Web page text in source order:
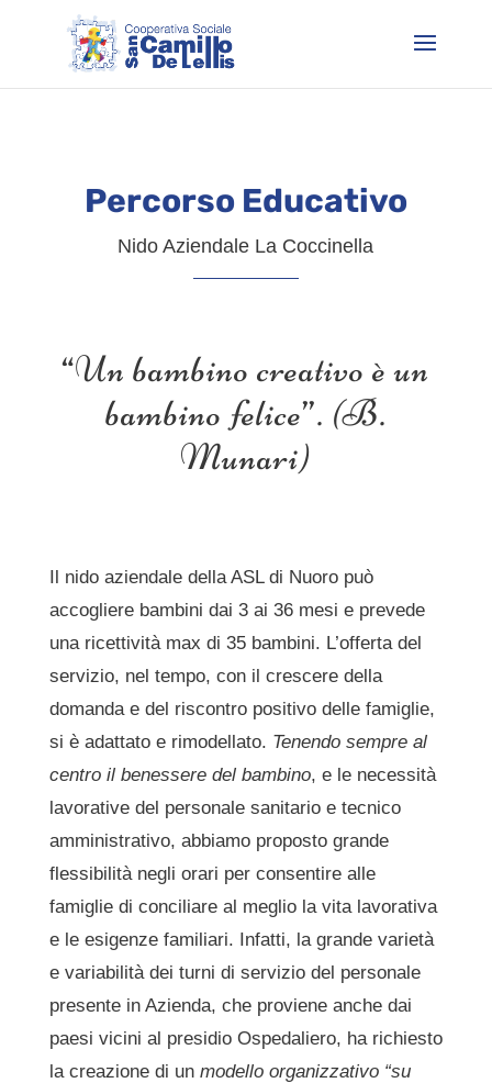
Percorso Educativo
Nido Aziendale La Coccinella
“Un bambino creativo è un
bambino felice”. (B.
Munari)
Il nido aziendale della ASL di Nuoro può
accogliere bambini dai 3 ai 36 mesi e prevede
una ricettività max di 35 bambini. L’offerta del
servizio, nel tempo, con il crescere della
domanda e del riscontro positivo delle famiglie,
si è adattato e rimodellato. Tenendo sempre al
centro il benessere del bambino, e le necessità
lavorative del personale sanitario e tecnico
amministrativo, abbiamo proposto grande
flessibilità negli orari per consentire alle
famiglie di conciliare al meglio la vita lavorativa
e le esigenze familiari. Infatti, la grande varietà
e variabilità dei turni di servizio del personale
presente in Azienda, che proviene anche dai
paesi vicini al presidio Ospedaliero, ha richiesto
la creazione di un modello organizzativo “su